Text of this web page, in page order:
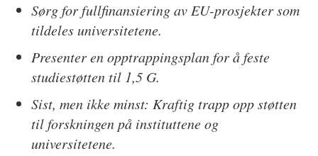
Sørg for fullfinansiering av EU-prosjekter som
tildeles universitetene.
Presenter en opptrappingsplan for å feste
studiestøtten til 1,5 G.
Sist, men ikke minst: Kraftig trapp opp støtten
til forskningen på instituttene og
universitetene.